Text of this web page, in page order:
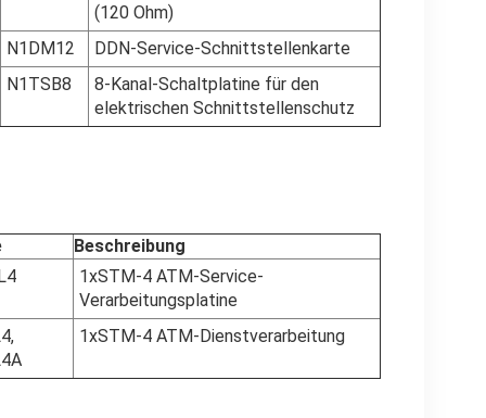
(120 Ohm)
N1DM12
DDN-Service-Schnittstellenkarte
N1TSB8
8-Kanal-Schaltplatine für den
elektrischen Schnittstellenschutz
Beschreibung
1xSTM-4 ATM-Service-
Verarbeitungsplatine
1xSTM-4 ATM-Dienstverarbeitung